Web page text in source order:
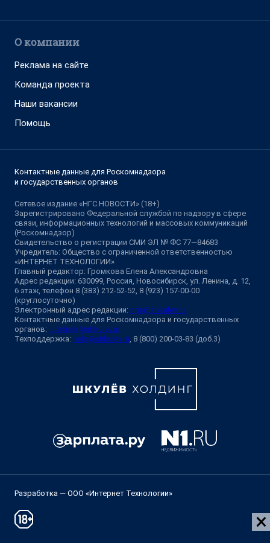
О компании
Реклама на сайте
Команда проекта
Наши вакансии
Помощь
Контактные данные для Роскомнадзора
и государственных органов
Сетевое издание «НГС.НОВОСТИ» (18+)
Зарегистрировано Федеральной службой по надзору в сфере
связи, информационных технологий и массовых коммуникаций
(Роскомнадзор)
Свидетельство о регистрации СМИ ЭЛ № ФС 77—84683
Учредитель: Общество с ограниченной ответственностью
«ИНТЕРНЕТ ТЕХНОЛОГИИ»
Главный редактор: Громкова Елена Александровна
Адрес редакции: 630099, Россия, Новосибирск, ул. Ленина, д. 12,
6 этаж, телефон 8 (383) 212-52-52, 8 (923) 157-00-00
(круглосуточно)
Электронный адрес редакции: ngs@shkulev.ru
Контактные данные для Роскомнадзора и государственных
органов: juristnsk@shkulev.ru
Техподдержка: help@shkulev.ru , 8 (800) 200-03-83 (доб.3)
Разработка — ООО «Интернет Технологии»